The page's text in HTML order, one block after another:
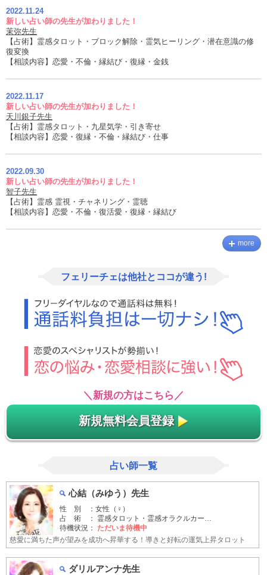
2022.11.24
新しい占い師の先生が加わりました！
茉弥先生
【占術】霊感タロット・ブロック解除・霊気ヒーリング・潜在意識の修
復変換
【相談内容】恋愛・不倫・縁結び・復縁・金銭
2022.11.17
新しい占い師の先生が加わりました！
天川銀子先生
【占術】霊感タロット・九星気学・引き寄せ
【相談内容】恋愛・復縁・不倫・縁結び・仕事
2022.09.30
新しい占い師の先生が加わりました！
智子先生
【占術】霊感 霊視・チャネリング・霊聴
【相談内容】恋愛・不倫・復活愛・復縁・縁結び
more
フェリーチェは他社とココが違う!
＼新規の方はこちら／
新規無料会員登録
占い師一覧
心結（みゆう）先生
性 別 ：女性（♀）
占 術 ： 霊感タロット・霊感オラクルカー…
待機状況： ただいま待機中
慈愛に満ちた声が望みを成功へ昇華する！導きと好転の運気上昇タロット
ダリルアンナ先生